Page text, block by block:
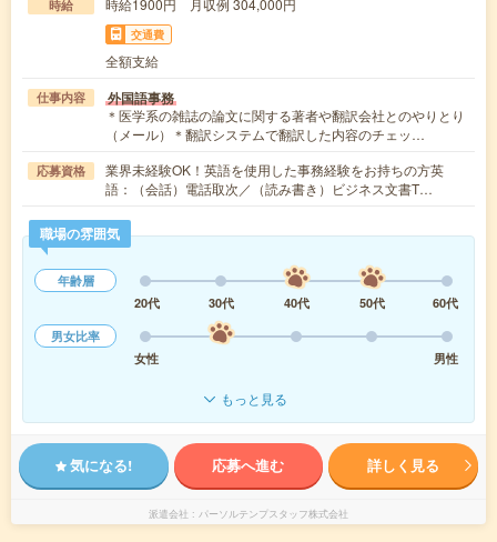
時給
交通費
全額支給
仕事内容 外国語事務
＊医学系の雑誌の論文に関する著者や翻訳会社とのやりとり
（メール）＊翻訳システムで翻訳した内容のチェッ…
応募資格
業界未経験OK！英語を使用した事務経験をお持ちの方英
語：（会話）電話取次／（読み書き）ビジネス文書T…
職場の雰囲気
年齢層
20代
30代 40代 50代
60代
男女比率
女性
男性
もっと見る
気になる! 応募へ進む 詳しく見る
派遣会社 パーソルテンプスタッフ株式会社